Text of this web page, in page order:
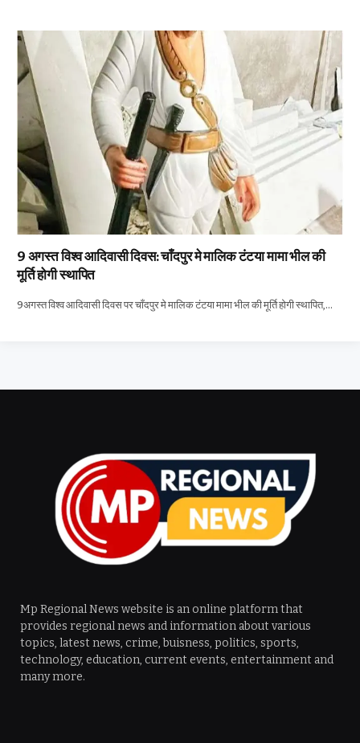
9 अगस्त विश्व आदिवासी दिवस: चाँदपुर मे मालिक टंटया मामा भील की
मूर्ति होगी स्थापित
9अगस्त विश्व आदिवासी दिवस पर चाँदपुर मे मालिक टंटया मामा भील की मूर्ति होगी स्थापित,…
Mp Regional News website is an online platform that
provides regional news and information about various
topics, latest news, crime, buisness, politics, sports,
technology, education, current events, entertainment and
many more.